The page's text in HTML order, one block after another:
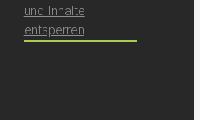
und Inhalte
entsperren